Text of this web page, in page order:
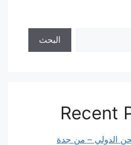
البحث
Recent
الدولي – من جدة